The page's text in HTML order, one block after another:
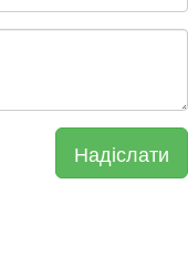
Надіслати